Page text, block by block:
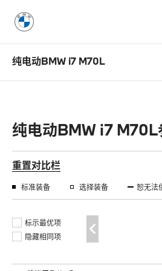
纯电动BMW i7 M70L
纯电动BMW i7 M70L
重置对比栏
标准装备 选择装备 恕无法
标示最优项
隐藏相同项